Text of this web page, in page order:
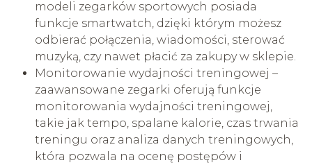
modeli zegarków sportowych posiada
funkcje smartwatch, dzięki którym możesz
odbierać połączenia, wiadomości, sterować
muzyką, czy nawet płacić za zakupy w sklepie.
Monitorowanie wydajności treningowej –
zaawansowane zegarki oferują funkcje
monitorowania wydajności treningowej,
takie jak tempo, spalane kalorie, czas trwania
treningu oraz analiza danych treningowych,
która pozwala na ocenę postępów i